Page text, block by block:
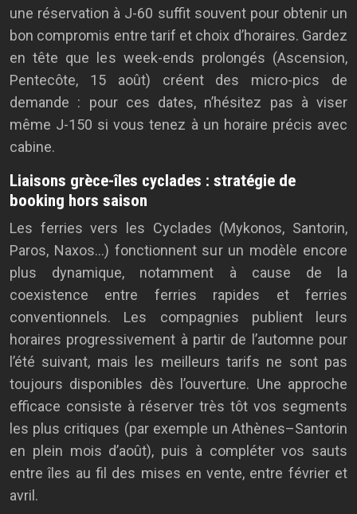
une réservation à J-60 suffit souvent pour obtenir un
bon compromis entre tarif et choix d’horaires. Gardez
en tête que les week-ends prolongés (Ascension,
Pentecôte, 15 août) créent des micro-pics de
demande : pour ces dates, n’hésitez pas à viser
même J-150 si vous tenez à un horaire précis avec
cabine.
Liaisons grèce-îles cyclades : stratégie de
booking hors saison
Les ferries vers les Cyclades (Mykonos, Santorin,
Paros, Naxos…) fonctionnent sur un modèle encore
plus dynamique, notamment à cause de la
coexistence entre ferries rapides et ferries
conventionnels. Les compagnies publient leurs
horaires progressivement à partir de l’automne pour
l’été suivant, mais les meilleurs tarifs ne sont pas
toujours disponibles dès l’ouverture. Une approche
efficace consiste à réserver très tôt vos segments
les plus critiques (par exemple un Athènes–Santorin
en plein mois d’août), puis à compléter vos sauts
entre îles au fil des mises en vente, entre février et
avril.